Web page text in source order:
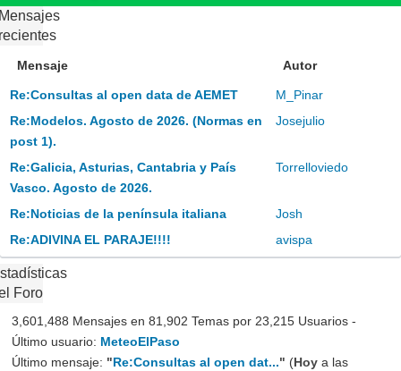
Mensaje Autor
Re:Consultas al open data de AEMET
M_Pinar
Re:Modelos. Agosto de 2026. (Normas en
post 1).
Josejulio
Re:Galicia, Asturias, Cantabria y País
Vasco. Agosto de 2026.
Torrelloviedo
Re:Noticias de la península italiana
Josh
Re:ADIVINA EL PARAJE!!!!
avispa
Foro
3,601,488 Mensajes en 81,902 Temas por 23,215 Usuarios -
Último usuario: MeteoElPaso
Último mensaje: "Re:Consultas al open dat..." (Hoy a las